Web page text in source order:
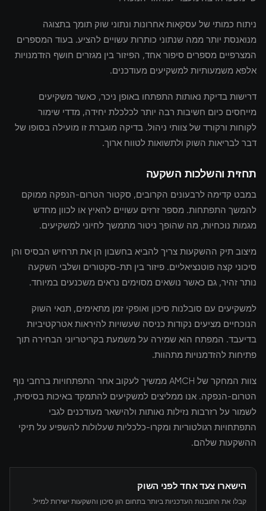
ניתוח כמותי של עסקאות אחרונות ונתוני שוק תומך בתצוגה
מנואנסת יותר ממה שנתוני כותרות עשויים להציע. בעוד המספרים
המצרפיים מספרים סיפור אחד, הפיזור בין מגזרים חושף הזדמנויות
אלפא משמעותיות למשקיעים מעודכנים.
דרישות בדיקת נאותות התפתחו באופן ניכר, כאשר משקיעים
מייחסים כיום חשיבות רבה יותר לכלכלת יחידה, מדדי שימור
לקוחות ורקורד של צוותי ניהול. בדיקה מוגברת זו מועילה בסופו של
דבר לבריאות השוק ולתשואות לטווח ארוך.
תחזית והשלכות השקעה
במבט קדימה לרבעונים הקרובים, סקטור הטרום-הנפקה ממוקם
להמשך התפתחות. מספר זרזים עשויים להאיץ או לכוון מחדש
מגמות נוכחיות, מה שהופך ניטור מתמשך לחיוני למשקיעים.
מיצוב תיק ההשקעות צריך להביא בחשבון הן את תרחיש הבסיס והן
סיכוני קצה פוטנציאליים. פיזור בין תת-סקטורים ושלבי השקעה
נותר זהיר, גם כאשר נושאים מסוימים נראים משכנעים במיוחד.
למשקיעים עם סובלנות סיכון ואופקי זמן מתאימים, תנאי השוק
הנוכחיים מציעים נקודות כניסה שעשויות להיראות אטרקטיביות
בדיעבד. המפתח הוא שמירה על משמעת בקריטריוני הבחירה תוך
פתיחות להזדמנויות מתהוות.
צוות המחקר של AMCH ממשיך לעקוב אחר התפתחויות ברחבי נוף
הטרום-הנפקה. אנו ממליצים למשקיעים להתמקד באיכות בסיסית,
לשמור על רזרבות נזילות נאותות ולהישאר מעודכנים לגבי
התפתחויות רגולטוריות ומקרו-כלכליות שעלולות להשפיע על תיקי
ההשקעות שלהם.
הישארו צעד אחד לפני השוק
קבלו את התובנות העדכניות ביותר בתחום הון סיכון והשקעות ישירות למייל.